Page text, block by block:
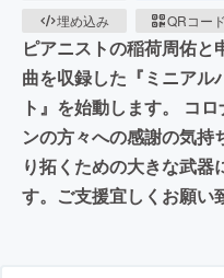
埋め込み
QRコード
ピアニストの稲荷周佑
曲を収録した『ミニアル
ト』を始動します。 コ
ンの方々への感謝の気持
り拓くための大きな武器
す。ご支援宜しくお願い